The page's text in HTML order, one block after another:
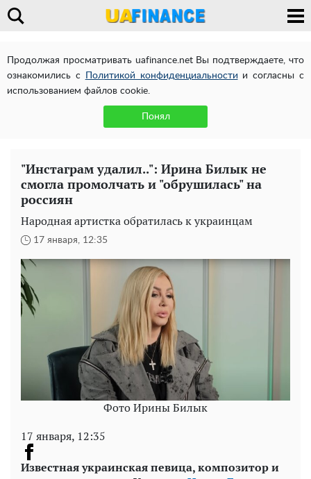
Продолжая просматривать uafinance.net Вы подтверждаете, что
ознакомились с
Политикой конфиденциальности и согласны с
использованием файлов cookie.
Понял
"Инстаграм удалил..": Ирина Билык не
смогла промолчать и "обрушилась" на
россиян
Народная артистка обратилась к украинцам
17 января, 12:35
Фото Ирины Билык
17 января, 12:35
Известная украинская певица, композитор и